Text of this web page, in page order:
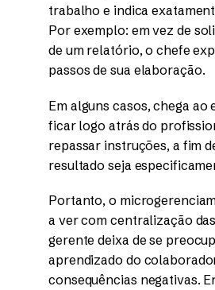
trabalho e indica
Por exemplo: em vez de
de um relatório, o chefe
passos de sua elaboração.
Em alguns casos, chega ao
ficar logo atrás do
repassar instruções, a fim
resultado seja
Portanto, o
a ver com centralização
gerente deixa de se
aprendizado do
consequências negativas.